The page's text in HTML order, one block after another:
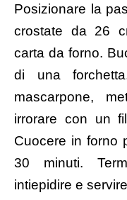
Posizionare la
crostate da 26
carta da forno.
di una
mascarpone,
irrorare con un
Cuocere in forno
30 minuti.
intiepidire e